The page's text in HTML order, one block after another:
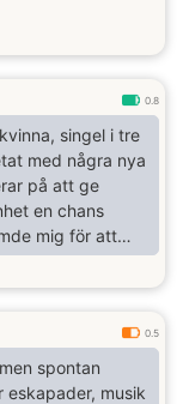
0.8
singel i tre
med några nya
på att ge
en chans
mig för att
här sidan. Jag
för att ta mig
tennis. Låt
tillsammans.
0.5
spontan
eskapader, musik